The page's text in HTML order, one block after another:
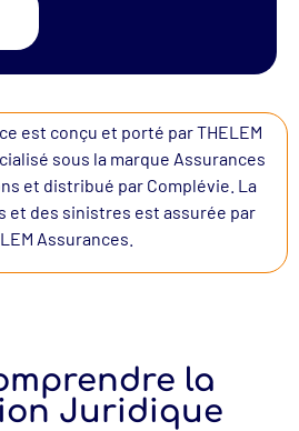
est conçu et porté par THELEM
sous la marque Assurances
et distribué par Complévie. La
et des sinistres est assurée par
Assurances.
la
Juridique